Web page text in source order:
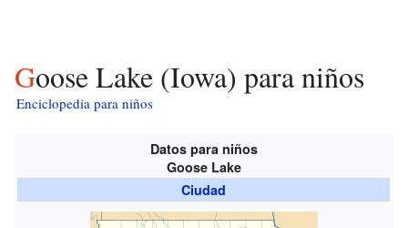
Goose Lake (Iowa) para niños
Enciclopedia para niños
Datos para niños
Goose Lake
Ciudad